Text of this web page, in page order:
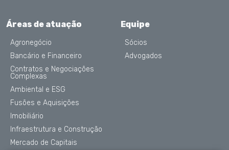
Áreas de atuação
Agronegócio
Bancário e Financeiro
Contratos e Negociações
Complexas
Ambiental e ESG
Fusões e Aquisições
Imobiliário
Infraestrutura e Construção
Mercado de Capitais
Equipe
Sócios
Advogados